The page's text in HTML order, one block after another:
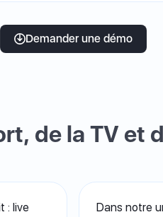
Demander une démo
de la TV et
: live
Dans notre